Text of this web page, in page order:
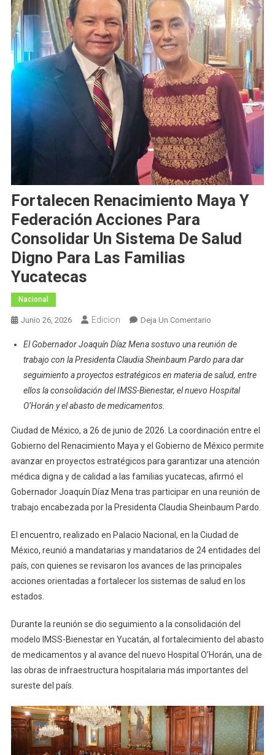
Fortalecen Renacimiento Maya Y
Federación Acciones Para
Consolidar Un Sistema De Salud
Digno Para Las Familias
Yucatecas
Nacional
Junio 26, 2026 Edicion Deja Un ComentarioEn
Renacimiento
Maya
Y
Federación
Consolidar
Un
Sistema
De
Salud
Digno
Las
Familias
Yucatecas
El Gobernador Joaquín Díaz Mena sostuvo una reunión de
trabajo con la Presidenta Claudia Sheinbaum Pardo para dar
seguimiento a proyectos estratégicos en materia de salud, entre
ellos la consolidación del IMSS-Bienestar, el nuevo Hospital
O’Horán y el abasto de medicamentos.
Ciudad de México, a 26 de junio de 2026. La coordinación entre el
Gobierno del Renacimiento Maya y el Gobierno de México permite
avanzar en proyectos estratégicos para garantizar una atención
médica digna y de calidad a las familias yucatecas, afirmó el
Gobernador Joaquín Díaz Mena tras participar en una reunión de
trabajo encabezada por la Presidenta Claudia Sheinbaum Pardo.
El encuentro, realizado en Palacio Nacional, en la Ciudad de
México, reunió a mandatarias y mandatarios de 24 entidades del
país, con quienes se revisaron los avances de las principales
acciones orientadas a fortalecer los sistemas de salud en los
estados.
Durante la reunión se dio seguimiento a la consolidación del
modelo IMSS-Bienestar en Yucatán, al fortalecimiento del abasto
de medicamentos y al avance del nuevo Hospital O’Horán, una de
las obras de infraestructura hospitalaria más importantes del
sureste del país.